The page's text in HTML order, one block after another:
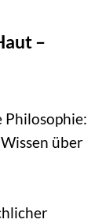
–
Philosophie:
über